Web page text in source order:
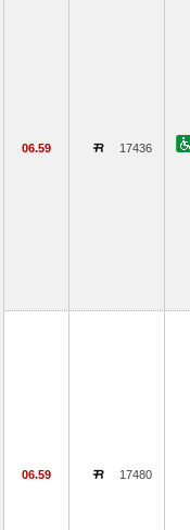
06.59 17436
06.59 17480